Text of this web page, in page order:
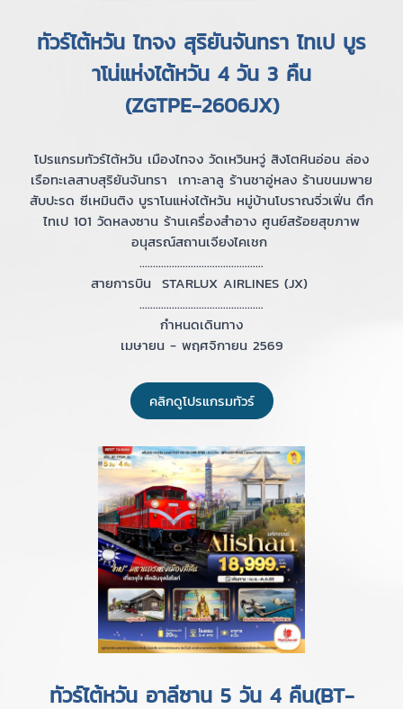
ทัวร์ไต้หวัน ไทจง สุริยันจันทรา ไทเป บูร
าโน่แห่งไต้หวัน 4 วัน 3 คืน
(ZGTPE-2606JX)
โปรแกรมทัวร์ไต้หวัน เมืองไทจง วัดเหวินหวู่ สิงโตหินอ่อน ล่อง
เรือทะเลสาบสุริยันจันทรา เกาะลาลู ร้านชาอู่หลง ร้านขนมพาย
สับปะรด ซีเหมินติง บูราโนแห่งไต้หวัน หมู่บ้านโบราณจิ่วเฟิ่น ตึก
ไทเป 101 วัดหลงซาน ร้านเครื่องสำอาง ศูนย์สร้อยสุขภาพ
อนุสรณ์สถานเจียงไคเชก
..............................................
สายการบิน STARLUX AIRLINES (JX)
..............................................
กำหนดเดินทาง
เมษายน - พฤศจิกายน 2569
คลิกดูโปรแกรมทัวร์
ทัวร์ไต้หวัน อาลีซาน 5 วัน 4 คืน(BT-